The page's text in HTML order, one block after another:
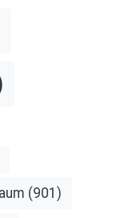
(901)